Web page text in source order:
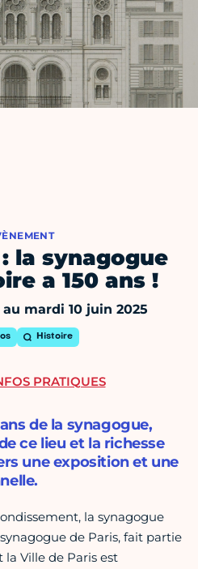
la synagogue
a 150 ans !
mardi 10 juin 2025
Histoire
de la synagogue,
ce lieu et la richesse
une exposition et une
la synagogue
de Paris, fait partie
Ville de Paris est
PRATIQUES